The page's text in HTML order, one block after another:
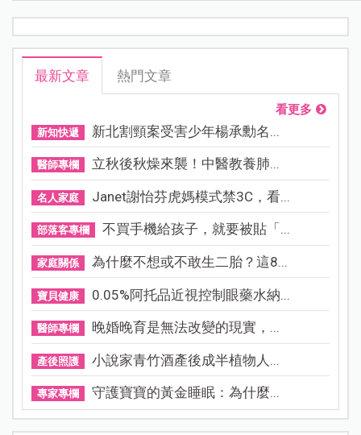
最新文章 熱門文章
看更多
新知快遞 新北割頸案受害少年楊承勳名...
醫師專欄 立秋後秋燥來襲！中醫教養肺...
名人家庭 Janet謝怡芬虎媽模式禁3C，看...
部落客專欄 不買手機給孩子，就要被貼「...
家庭關係 為什麼不想或不敢生二胎？這8...
寶貝健康 0.05%阿托品近視控制眼藥水納...
醫師專欄 晚婚晚育是無法改變的現實，...
產後照護 小說家青竹酒產後成半植物人...
專家專欄 守護寶寶的黃金睡眠：為什麼...